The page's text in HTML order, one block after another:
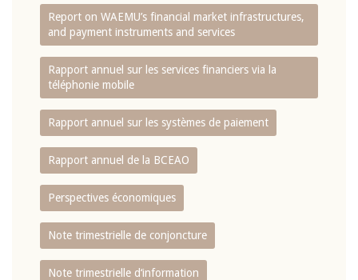
Report on WAEMU’s financial market infrastructures,
and payment instruments and services
Rapport annuel sur les services financiers via la
téléphonie mobile
Rapport annuel sur les systèmes de paiement
Rapport annuel de la BCEAO
Perspectives économiques
Note trimestrielle de conjoncture
Note trimestrielle d‘information